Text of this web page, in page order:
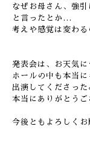
なぜお母さん、強
と言ったとか…
考えや感覚は変わる
発表会は、お天気に
ホールの中も本当に
出演してくださっ
本当にありがとうご
今後ともよろしく